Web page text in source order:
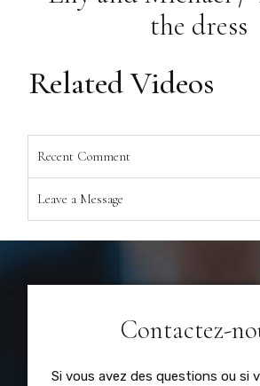
the dress
Related Videos
Recent Comment
Leave a Message
Contactez-
Si vous avez des questions ou si